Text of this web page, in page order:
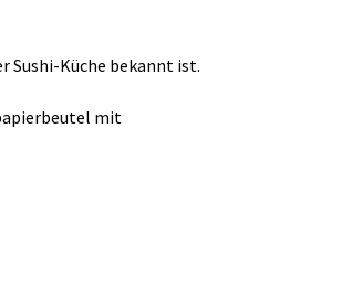
Sushi-Küche bekannt ist.
mit